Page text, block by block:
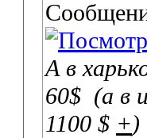
А в
60$ (а в
1100 $ +)